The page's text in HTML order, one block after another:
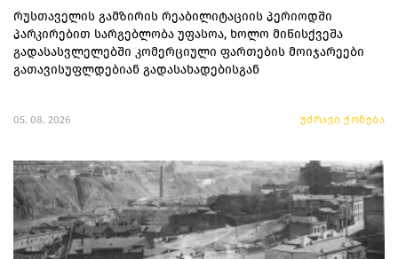
რუსთაველის გამზირის რეაბილიტაციის პერიოდში
პარკირებით სარგებლობა უფასოა, ხოლო მიწისქვეშა
გადასასვლელებში კომერციული ფართების მოიჯარეები
გათავისუფლდებიან გადასახადებისგან
05. 08. 2026 უძრავი ქონება